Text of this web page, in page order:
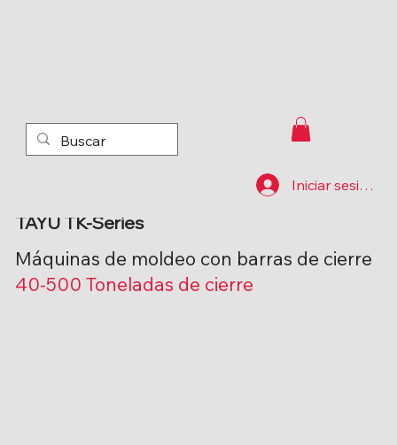
Iniciar sesión
TAYU TK-Series
Máquinas de moldeo con barras de cierre
40-500 Toneladas de cierre